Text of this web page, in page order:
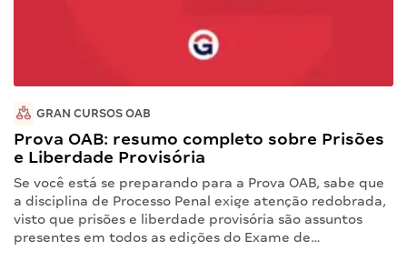
GRAN CURSOS OAB
Prova OAB: resumo completo sobre Prisões
e Liberdade Provisória
Se você está se preparando para a Prova OAB, sabe que
a disciplina de Processo Penal exige atenção redobrada,
visto que prisões e liberdade provisória são assuntos
presentes em todos as edições do Exame de…